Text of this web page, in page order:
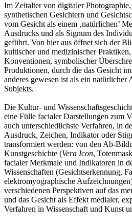
Im Zeitalter von digitaler
synthetischen Gesichtern und
vom Gesicht als einem ‚natürlichen’
Ausdrucks und als Signum des
geführt. Von hier aus öffnet sich der
kultischer und medizinischer
Konventionen, symbolischer
Produktionen, durch die das Gesicht
anderes gewesen ist als ein natürlicher
Subjekts.
Die Kultur- und
eine Fülle facialer Darstellungen zum
auch unterschiedlichste Verfahren, in
Ausdruck, Zeichen, Indikator oder
transformiert werden: von den Ab-
Kunstgeschichte (Vera Icon,
facialer Merkmale und Indikatoren in
Wissenschaften (Gesichtserkennung,
elektromyographische
verschiedenen Perspektiven auf das
und das Gesicht als Effekt medialer,
Verfahren in Wissenschaft und Kunst